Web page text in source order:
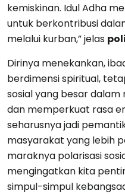
kemiskinan. Idul Adha
untuk berkontribusi
melalui kurban,” jelas
Dirinya menekankan,
berdimensi spiritual,
sosial yang besar
dan memperkuat rasa
seharusnya jadi
masyarakat yang lebih
maraknya polarisasi
mengingatkan kita
simpul-simpul